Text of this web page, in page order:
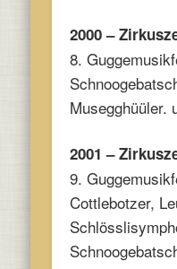
2000 –
8.
Musegghüüler.
2001 –
9.
Cottlebotzer,